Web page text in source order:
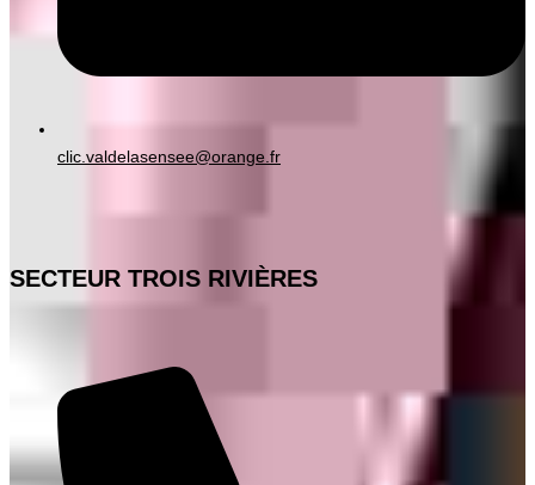
clic.valdelasensee@orange.fr
SECTEUR TROIS RIVIÈRES